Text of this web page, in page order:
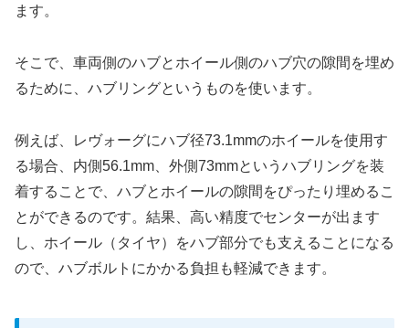
ます。
そこで、車両側のハブとホイール側のハブ穴の隙間を埋め
るために、ハブリングというものを使います。
例えば、レヴォーグにハブ径73.1mmのホイールを使用す
る場合、内側56.1mm、外側73mmというハブリングを装
着することで、ハブとホイールの隙間をぴったり埋めるこ
とができるのです。結果、高い精度でセンターが出ます
し、ホイール（タイヤ）をハブ部分でも支えることになる
ので、ハブボルトにかかる負担も軽減できます。